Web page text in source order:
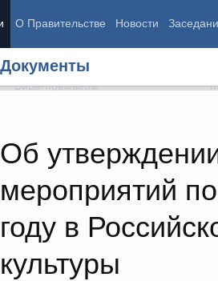
О Правительстве Новости
Документы
Об
мероприятий
году в
культуры
Председатель Правительства
Вице-премьеры
Демография
Здоровье
Образование
Культура
Государство